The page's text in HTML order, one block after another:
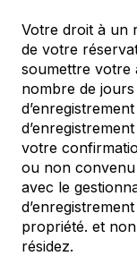
Votre droit à un
de votre
soumettre votre
nombre de
votre
ou non convenu
avec le
propriété. et
résidez.